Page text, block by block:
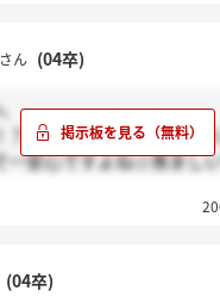
さん (04卒)
？それはそれはおめでと
一安心ですよね☆羨ましい
(04卒)